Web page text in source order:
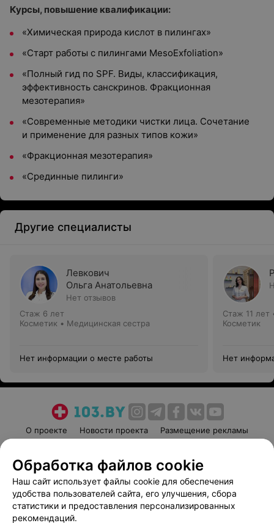
Курсы, повышение квалификации:
«Химическая природа кислот в пилингах»
«Старт работы с пилингами MesoExfoliation»
«Полный гид по SPF. Виды, классификация,
эффективность санскринов. Фракционная
мезотерапия»
«Современные методики чистки лица. Сочетание
и применение для разных типов кожи»
«Фракционная мезотерапия»
«Срединные пилинги»
Другие специалисты
Левкович
Ольга Анатольевна
Нет отзывов
Стаж 6 лет
Косметик • Медицинская сестра
Нет информации о месте работы
Стаж 11 лет
Косметик
Нет
О проекте Новости проекта
Размещение рекламы
Пользовательское соглашение
Способы оплаты
Вакансии
Партнеры
Написать руководителю 103.by
Обработка файлов cookie
Наш сайт использует файлы cookie для обеспечения
удобства пользователей сайта, его улучшения, сбора
статистики и предоставления персонализированных
рекомендаций.